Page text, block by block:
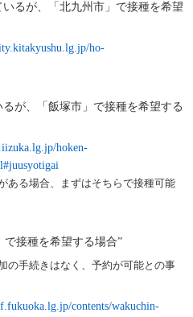
るが、「北九州市」で接種を希望
ho-
が、「飯塚市」で接種を希望する
hoken-
ある場合、まずはそちらで接種可能
で接種を希望する場合”
の手続きはなく、予約が可能との事
contents/wakuchin-